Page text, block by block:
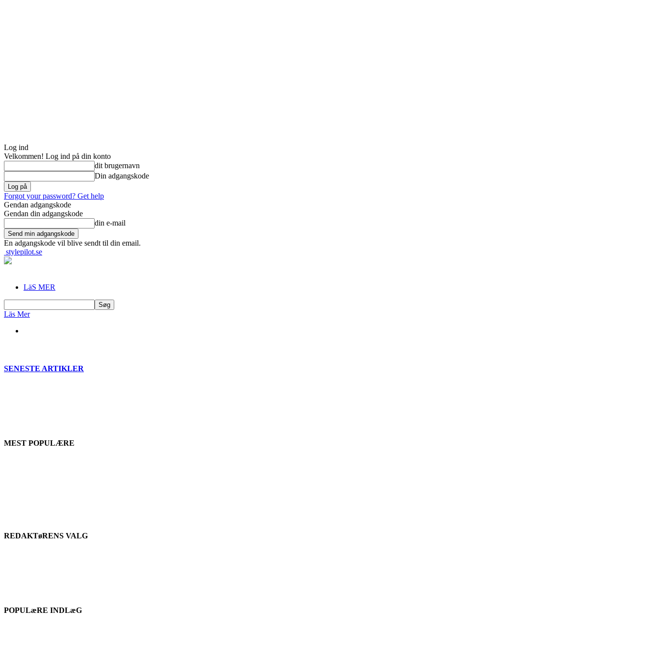
Log ind
Velkommen! Log ind på din konto
dit brugernavn
Din adgangskode
Forgot your password? Get help
Gendan adgangskode
Gendan din adgangskode
din e-mail
En adgangskode vil blive sendt til din email.
stylepilot.se
LäS MER
Läs Mer
SENESTE ARTIKLER
MEST POPULÆRE
REDAKTøRENS VALG
POPULæRE INDLæG